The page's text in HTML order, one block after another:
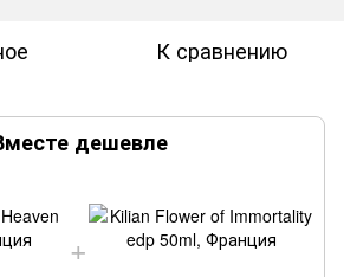
К сравнению
дешевле